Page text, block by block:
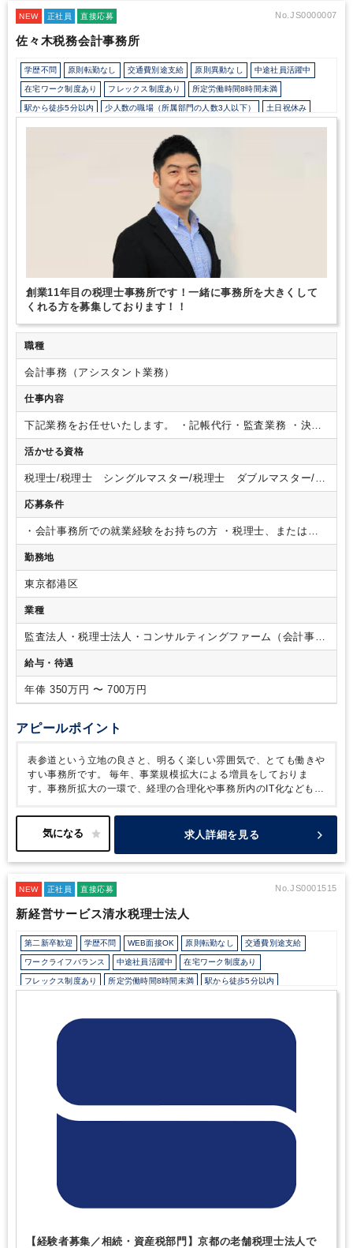
目標を叶えたい」そういった思い、当事務所でなら実現できます。
NEW 正社員 直接応募 No.JS0000007
佐々木税務会計事務所
学歴不問 原則転勤なし 交通費別途支給 原則異動なし 中途社員活躍中
在宅ワーク制度あり フレックス制度あり 所定労働時間8時間未満
駅から徒歩5分以内 少人数の職場（所属部門の人数3人以下） 土日祝休み
完全週休2日制 年間休日120日以上
創業11年目の税理士事務所です！一緒に事務所を大きくして
くれる方を募集しております！！
職種
会計事務（アシスタント業務）
仕事内容
下記業務をお任せいたします。 ・記帳代行・監査業務 ・決算
書作成・申告書作成・スタートアップ時のサポート業務・希
望により相続や贈与の相談・申告業務
活かせる資格
税理士/税理士 シングルマスター/税理士 ダブルマスター/税
理士試験 １科目合格/税理士試験 ２科目合格/税理士試験
３科目合格/税理士試験 ４科目合格
応募条件
・会計事務所での就業経験をお持ちの方 ・税理士、または科
目合格者
勤務地
東京都港区
業種
監査法人・税理士法人・コンサルティングファーム（会計事務
所）
給与・待遇
年俸 350万円 〜 700万円
アピールポイント
表参道という立地の良さと、明るく楽しい雰囲気で、とても働きや
すい事務所です。
毎年、事業規模拡大による増員をしておりま
す。事務所拡大の一環で、経理の合理化や事務所内のIT化なども一
り、幅広い業務を担当することができるのも魅力の１つです。
求人詳細を見る
NEW 正社員 直接応募 No.JS0001515
新経営サービス清水税理士法人
第二新卒歓迎 学歴不問 WEB面接OK 原則転勤なし 交通費別途支給
ワークライフバランス 中途社員活躍中 在宅ワーク制度あり
フレックス制度あり 所定労働時間8時間未満 駅から徒歩5分以内
年間休日120日以上 地域密着 顧客開拓にノウハウあり
資産税（相続・事業承継）に強み
【経験者募集／相続・資産税部門】京都の老舗税理士法人で